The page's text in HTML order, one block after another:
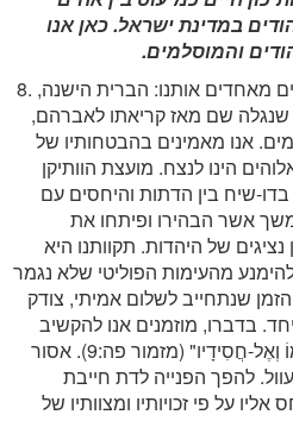
במדינת ישראל. כאן אנו
והמוסלמים.
8. מאחדים אותנו: הברית הישנה,
שנגלה שם מאז קריאתו לאברהם,
אנו מאמינים בהבטחותיו של
הינו לנצח. מועצת הוותיקן
שיח בין הדתות והיחסים עם
אשר הבהירו ופיתחו את
של היהדות. תקוותנו היא
מהעימות הפוליטי שלא נגמר
הזמן שנתחייב לשלום אמיתי, צודק
בדברו, מוזמנים אנו להקשיב
לקולו שמדבר שלום. "מַה-יְדַבֵּר הָאֵל יְהוָה כִּי יְדַבֵּר שָׁלוֹם אֶל-עַמּוֹ וְאֶל-חֲסִידָיו" (מזמור פה:9). אסור
להפך הפנייה לדת חייבת
על פי זכויותיו ומצוותיו של